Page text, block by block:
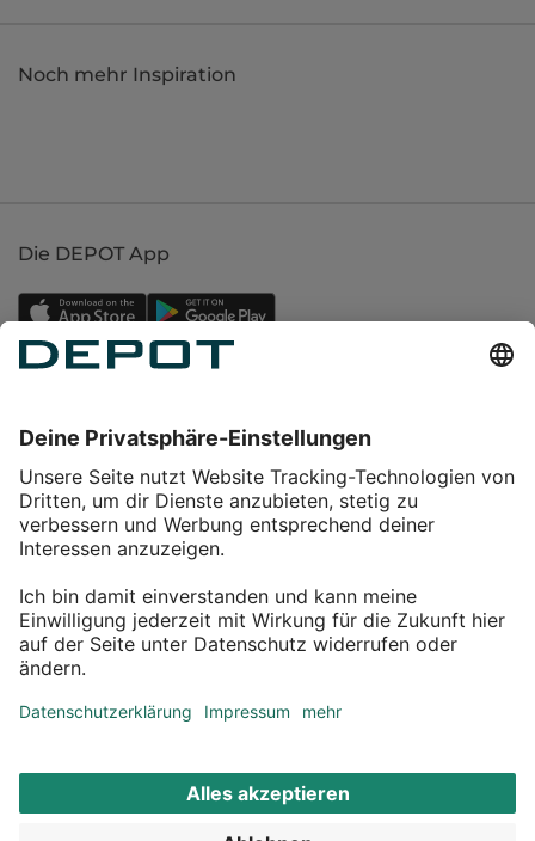
Noch mehr Inspiration
Die DEPOT App
Service
Über DEPOT
Kontakt
Aktionsbedingungen